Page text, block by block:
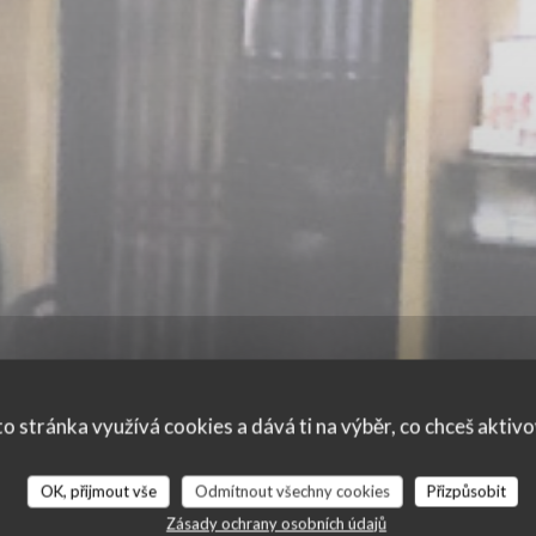
stránka využívá cookies a dává ti na výběr, co chceš
OK, přijmout vše Odmítnout všechny cookies
Přizpůsobit
Zásady ochrany osobních údajů